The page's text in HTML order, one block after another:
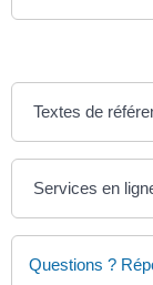
Textes de
Services en
Questions ?